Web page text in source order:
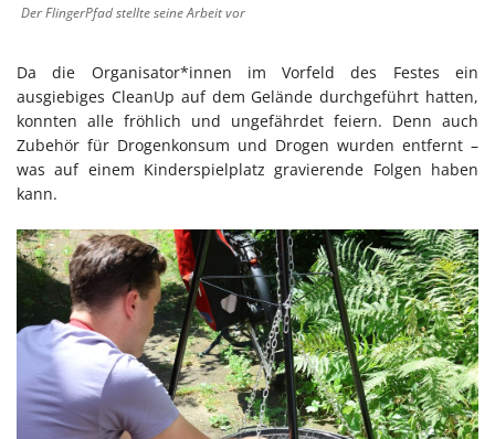
Der FlingerPfad stellte seine Arbeit vor
Da die Organisator*innen im Vorfeld des Festes ein
ausgiebiges CleanUp auf dem Gelände durchgeführt hatten,
konnten alle fröhlich und ungefährdet feiern. Denn auch
Zubehör für Drogenkonsum und Drogen wurden entfernt –
was auf einem Kinderspielplatz gravierende Folgen haben
kann.